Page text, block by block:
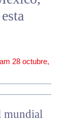
28 octubre,
mundial